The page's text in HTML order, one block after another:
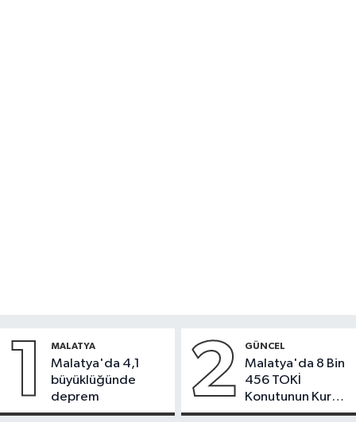
1 MALATYA
Malatya'da 4,1
büyüklüğünde
deprem
2 GÜNCEL
Malatya'da 8 Bin
456 TOKİ
Konutunun Kurası
Bugün Çekiliyor